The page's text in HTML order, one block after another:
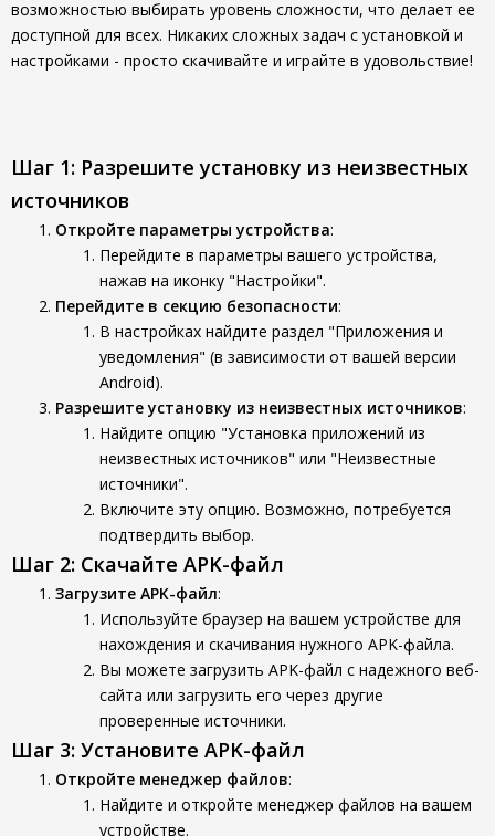
возможностью выбирать уровень сложности, что делает ее
доступной для всех. Никаких сложных задач с установкой и
настройками - просто скачивайте и играйте в удовольствие!
Шаг 1: Разрешите установку из неизвестных
источников
Откройте параметры устройства:
Перейдите в параметры вашего устройства,
нажав на иконку "Настройки".
Перейдите в секцию безопасности:
В настройках найдите раздел "Приложения и
уведомления" (в зависимости от вашей версии
Android).
Разрешите установку из неизвестных источников:
Найдите опцию "Установка приложений из
неизвестных источников" или "Неизвестные
источники".
Включите эту опцию. Возможно, потребуется
подтвердить выбор.
Шаг 2: Скачайте APK-файл
Загрузите APK-файл:
Используйте браузер на вашем устройстве для
нахождения и скачивания нужного APK-файла.
Вы можете загрузить APK-файл с надежного веб-
сайта или загрузить его через другие
проверенные источники.
Шаг 3: Установите APK-файл
Откройте менеджер файлов:
Найдите и откройте менеджер файлов на вашем
устройстве.